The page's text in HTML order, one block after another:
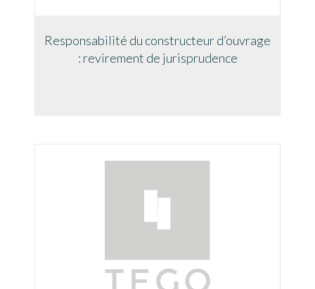
Responsabilité du constructeur d’ouvrage
: revirement de jurisprudence